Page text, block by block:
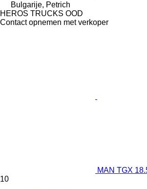
Bulgarije, Petrich
HEROS TRUCKS OOD
Contact opnemen met verkoper
MAN TGX
10